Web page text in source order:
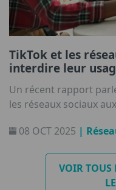
TikTok et les
interdire leur
Un récent rapport
les réseaux sociaux
interdire, ce n’est pas
08 OCT 2025 |
VOIR TOUS